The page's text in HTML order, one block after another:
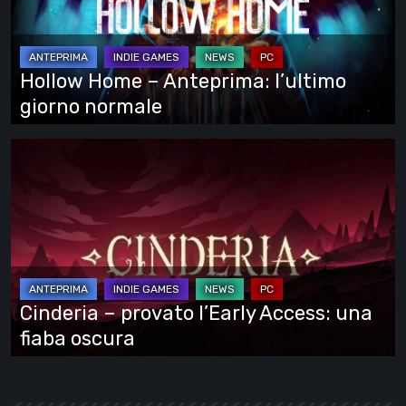
l’ultimo
giorno
normale
Hollow Home – Anteprima: l’ultimo
giorno normale
provato
l’Early
Access:
una
fiaba
oscura
Cinderia – provato l’Early Access: una
fiaba oscura